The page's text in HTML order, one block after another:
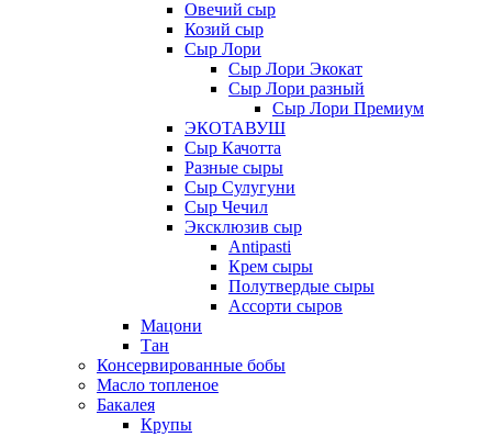
Овечий сыр
Козий сыр
Сыр Лори
Сыр Лори Экокат
Сыр Лори разный
Сыр Лори Премиум
ЭКОТАВУШ
Сыр Качотта
Разные сыры
Сыр Сулугуни
Сыр Чечил
Эксклюзив сыр
Antipasti
Крем сыры
Полутвердые сыры
Ассорти сыров
Мацони
Тан
Консервированные бобы
Масло топленое
Бакалея
Крупы